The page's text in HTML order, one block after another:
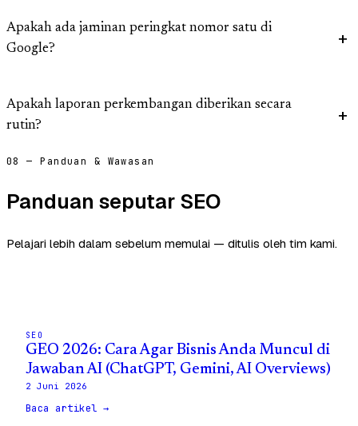
Apakah ada jaminan peringkat nomor satu di
Google?
Apakah laporan perkembangan diberikan secara
rutin?
08 — Panduan & Wawasan
Panduan seputar SEO
Pelajari lebih dalam sebelum memulai — ditulis oleh tim kami.
SEO
GEO 2026: Cara Agar Bisnis Anda Muncul di
Jawaban AI (ChatGPT, Gemini, AI Overviews)
2 Juni 2026
Baca artikel →